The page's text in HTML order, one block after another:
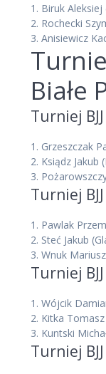
1. Biruk Aleksiej
2. Rochecki
3. Anisiewicz
Białe
Turniej
1. Grzeszczak
2. Ksiądz Jakub
3.
Turniej
1. Pawlak
2. Steć Jakub
3. Wnuk
Turniej
1. Wójcik
2. Kitka
3. Kuntski
Turniej